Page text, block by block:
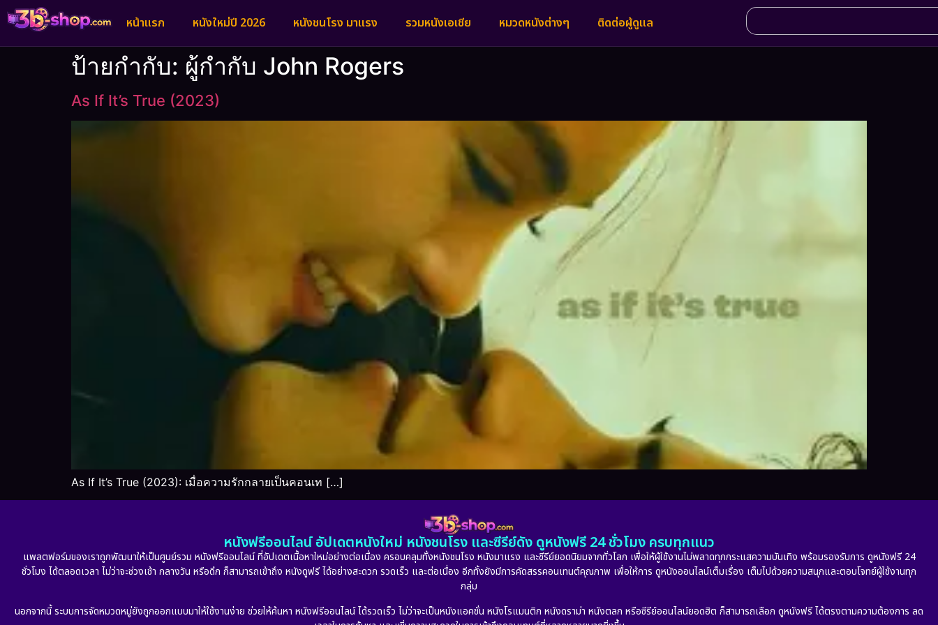
หน้าแรก หนังใหม่ปี 2026 หนังชนโรง มาแรง รวมหนังเอเชีย หมวดหนังต่างๆ ติดต่อผู้ดูแล
ป้ายกำกับ: ผู้กำกับ John Rogers
As If It’s True (2023)
As If It’s True (2023): เมื่อความรักกลายเป็นคอนเท […]
หนังฟรีออนไลน์ อัปเดตหนังใหม่ หนังชนโรง และซีรีย์ดัง ดูหนังฟรี 24 ชั่วโมง ครบทุกแนว
แพลตฟอร์มของเราถูกพัฒนาให้เป็นศูนย์รวม หนังฟรีออนไลน์ ที่อัปเดตเนื้อหาใหม่อย่างต่อเนื่อง ครอบคลุมทั้งหนังชนโรง หนังมาแรง และซีรีย์ยอดนิยมจากทั่วโลก เพื่อให้ผู้ใช้งานไม่พลาดทุกกระแสความบันเทิง พร้อมรองรับการ ดูหนังฟรี 24
ชั่วโมง ได้ตลอดเวลา ไม่ว่าจะช่วงเช้า กลางวัน หรือดึก ก็สามารถเข้าถึง หนังดูฟรี ได้อย่างสะดวก รวดเร็ว และต่อเนื่อง อีกทั้งยังมีการคัดสรรคอนเทนต์คุณภาพ เพื่อให้การ ดูหนังออนไลน์เต็มเรื่อง เต็มไปด้วยความสนุกและตอบโจทย์ผู้ใช้งานทุก
กลุ่ม
นอกจากนี้ ระบบการจัดหมวดหมู่ยังถูกออกแบบมาให้ใช้งานง่าย ช่วยให้ค้นหา หนังฟรีออนไลน์ ได้รวดเร็ว ไม่ว่าจะเป็นหนังแอคชั่น หนังโรแมนติก หนังดราม่า หนังตลก หรือซีรีย์ออนไลน์ยอดฮิต ก็สามารถเลือก ดูหนังฟรี ได้ตรงตามความต้องการ ลด